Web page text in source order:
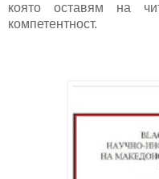
която оставям на
компетентност.